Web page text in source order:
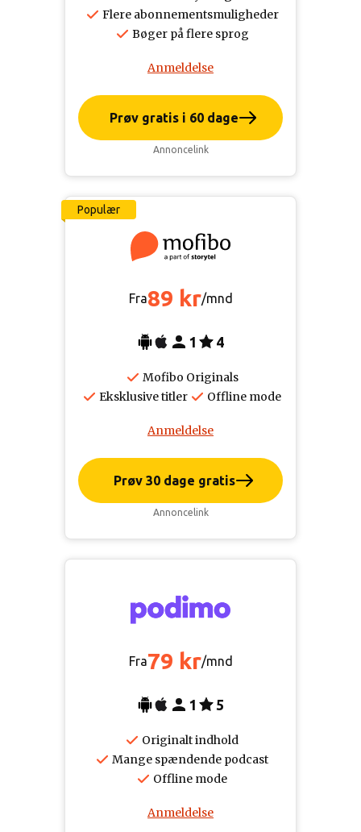
Flere abonnementsmuligheder
Bøger på flere sprog
Anmeldelse
Prøv gratis i 60 dage
Annoncelink
Populær
Fra89 kr/mnd
1 4
Mofibo Originals
Eksklusive titler
Offline mode
Anmeldelse
Prøv 30 dage gratis
Annoncelink
Fra79 kr/mnd
1 5
Originalt indhold
Mange spændende podcast
Offline mode
Anmeldelse